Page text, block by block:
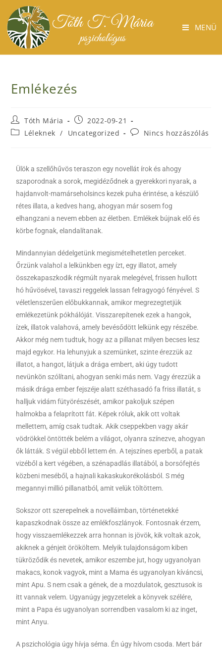
MENÜ
Emlékezés
Tóth Mária
2022-09-21
Léleknek / Uncategorized Nincs hozzászólás
Ülök a szellőhűvös teraszon egy novellát írok és ahogy
szaporodnak a sorok, megidéződnek a gyerekkori nyarak, a
hajdanvolt-mamárseholsincs kezek puha érintése, a készülő
rétes illata, a kedves hang, ahogyan már sosem fog
elhangzani a nevem ebben az életben. Emlékek bújnak elő és
körbe fognak, elandalítanak.
Mindannyian dédelgetünk megismételhetetlen perceket.
Őrzünk valahol a lelkünkben egy ízt, egy illatot, amely
összekapaszkodik régmúlt nyarak melegével, frissen hullott
hó hűvösével, tavaszi reggelek lassan felragyogó fényével. S
véletlenszerűen előbukkannak, amikor megrezegtetjük
emlékezetünk pókhálóját. Visszarepítenek ezek a hangok,
ízek, illatok valahová, amely bevésődött lelkünk egy részébe.
Akkor még nem tudtuk, hogy az a pillanat milyen becses lesz
majd egykor. Ha lehunyjuk a szemünket, szinte érezzük az
illatot, a hangot, látjuk a drága embert, aki úgy tudott
nevünkön szólítani, ahogyan senki más nem. Vagy érezzük a
másik drága ember fejszéje alatt széthasadó fa friss illatát, s
halljuk vidám fütyörészését, amikor pakoljuk szépen
halmokba a felaprított fát. Képek róluk, akik ott voltak
mellettem, amíg csak tudtak. Akik cseppekben vagy akár
vödrökkel öntötték belém a világot, olyanra színezve, ahogyan
ők látták. S végül ebből lettem én. A tejszínes eperből, a patak
vizéből a kert végében, a szénapadlás illatából, a borsófejtés
közbeni meséből, a hajnali kakaskukorékolásból. S még
megannyi millió pillanatból, amit velük töltöttem.
Sokszor ott szerepelnek a novelláimban, történetekké
kapaszkodnak össze az emlékfoszlányok. Fontosnak érzem,
hogy visszaemlékezzek arra honnan is jövök, kik voltak azok,
akiknek a génjeit örököltem. Melyik tulajdonságom kiben
tükröződik és nevetek, amikor eszembe jut, hogy ugyanolyan
makacs, konok vagyok, mint a Mama és ugyanolyan kíváncsi,
mint Apu. S nem csak a gének, de a mozdulatok, gesztusok is
itt vannak velem. Ugyanúgy jegyzetelek a könyvek szélére,
mint a Papa és ugyanolyan sorrendben vasalom ki az inget,
mint Anyu.
A pszichológia úgy hívja séma. Én úgy hívom csoda. Mert bár